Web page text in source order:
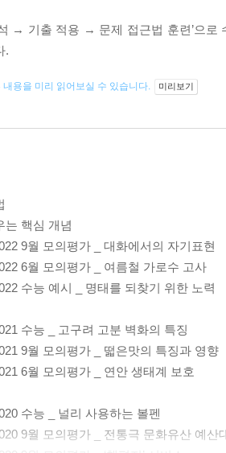
→ 기출 적용 → 문제 접근법 훈련’으로
.
내용을 미리 읽어보실 수 있습니다. 미리보기
는 핵심 개념
9월 모의평가 _ 대화에서의 자기표현
6월 모의평가 _ 여름철 가로수 고사
수능 예시 _ 명태를 되찾기 위한 노력
수능 _ 고구려 고분 벽화의 특징
9월 모의평가 _ 떫은맛의 특징과 영향
6월 모의평가 _ 연안 생태계 보호
수능 _ 널리 사용하는 볼펜
9월 모의평가 _ 전통극 문화유산 예산